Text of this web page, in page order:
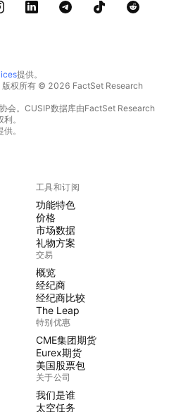
提供。
版权所有 © 2026 FactSet Research
会。CUSIP数据库由FactSet Research
。
供。
工具和订阅
功能特色
价格
市场数据
礼物方案
交易
概览
经纪商
经纪商比较
The Leap
特别优惠
CME集团期货
Eurex期货
美国股票包
关于公司
我们是谁
太空任务